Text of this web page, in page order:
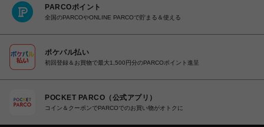
PARCOポイント
全国のPARCOやONLINE PARCOで貯まる＆使える
ポケパル払い
初回登録＆お買物で最大1,500円分のPARCOポイント進呈
POCKET PARCO（公式アプリ）
コイン＆クーポンでPARCOでのお買い物がオトクに